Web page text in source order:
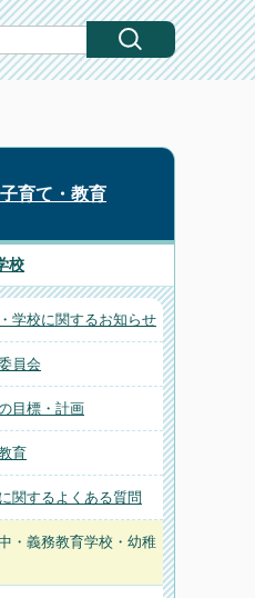
子育て・教育
校
学校に関するお知らせ
員会
目標・計画
育
関するよくある質問
・義務教育学校・幼稚